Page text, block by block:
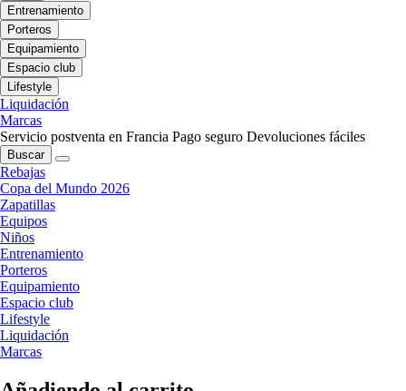
Entrenamiento
Porteros
Equipamiento
Espacio club
Lifestyle
Liquidación
Marcas
Servicio postventa en Francia Pago seguro Devoluciones fáciles
Buscar
Rebajas
Copa del Mundo 2026
Zapatillas
Equipos
Niños
Entrenamiento
Porteros
Equipamiento
Espacio club
Lifestyle
Liquidación
Marcas